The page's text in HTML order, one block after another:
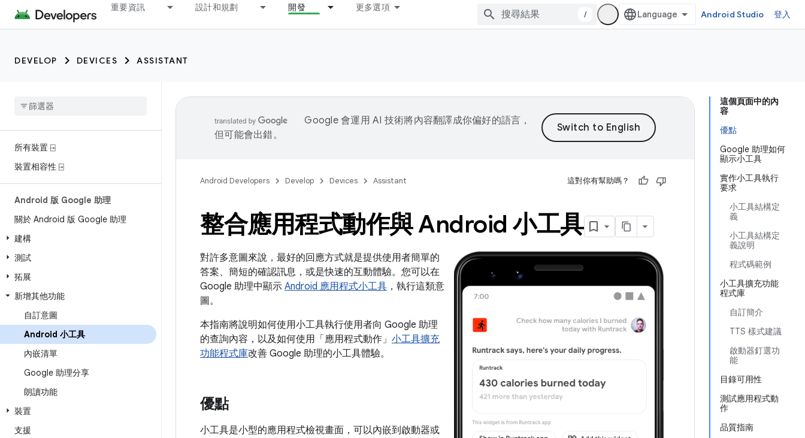
重要資訊 設計和規劃 開發 更多選項
/ Android Studio 登入
DEVELOP DEVICES ASSISTANT
所有裝置 ⍈
裝置相容性 ⍈
Android 版 Google 助理
關於 Android 版 Google 助理
建構
測試
拓展
新增其他功能
自訂意圖
Android 小工具
內嵌清單
Google 助理分享
朗讀功能
裝置
支援
這個頁面中的內
容
優點
Google 助理如何
顯示小工具
實作小工具執行
要求
小工具結構定
義
小工具結構定
義說明
程式碼範例
小工具擴充功能
程式庫
自訂簡介
TTS 樣式建議
啟動器釘選功
能
目錄可用性
測試應用程式動
作
品質指南
Google 會運用 AI 技術將內容翻譯成你偏好的語言，
但可能會出錯。
Android Developers Develop Devices Assistant 這對你有幫助嗎？
整合應用程式動作與 Android 小工具
對許多意圖來說，最好的回應方式就是提供使用者簡單的
答案、簡短的確認訊息，或是快速的互動體驗。您可以在
Google 助理中顯示 Android 應用程式小工具 ，執行這類意
圖。
本指南將說明如何使用小工具執行使用者向 Google 助理
的查詢內容，以及如何使用「應用程式動作」 小工具擴充
功能程式庫改善 Google 助理的小工具體驗。
優點
小工具是小型的應用程式檢視畫面，可以內嵌到啟動器或